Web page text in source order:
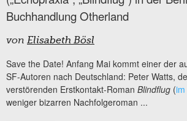
Buchhandlung Otherland
von Elisabeth Bösl
Save the Date! Anfang Mai kommt einer der
SF-Autoren nach Deutschland: Peter Watts,
verstörenden Erstkontakt-Roman Blindflug (
weniger bizarren Nachfolgeroman ...